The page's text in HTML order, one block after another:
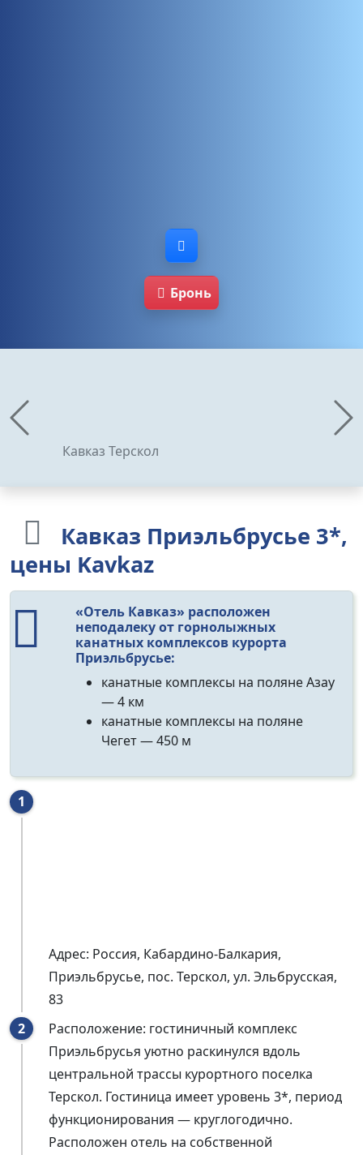
Бронь
Кавказ Терскол
Кавказ Приэльбрусье 3*,
цены Kavkaz
«Отель Кавказ» расположен
неподалеку от горнолыжных
канатных комплексов курорта
Приэльбрусье:
канатные комплексы на поляне Азау
— 4 км
канатные комплексы на поляне
Чегет — 450 м
Адрес: Россия, Кабардино-Балкария,
Приэльбрусье, пос. Терскол, ул. Эльбрусская,
83
Расположение: гостиничный комплекс
Приэльбрусья уютно раскинулся вдоль
центральной трассы курортного поселка
Терскол. Гостиница имеет уровень 3*, период
функционирования — круглогодично.
Расположен отель на собственной